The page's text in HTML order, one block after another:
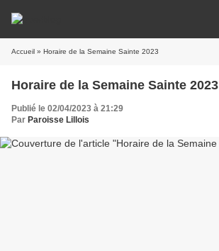
Accueil » Horaire de la Semaine Sainte 2023
Horaire de la Semaine Sainte 2023
Publié le 02/04/2023 à 21:29
Par Paroisse Lillois